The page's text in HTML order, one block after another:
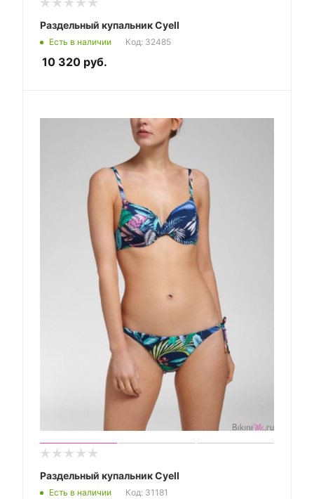
Раздельный купальник Cyell
Есть в наличии Код: 32485
10 320 руб.
Раздельный купальник Cyell
Есть в наличии Код: 31181